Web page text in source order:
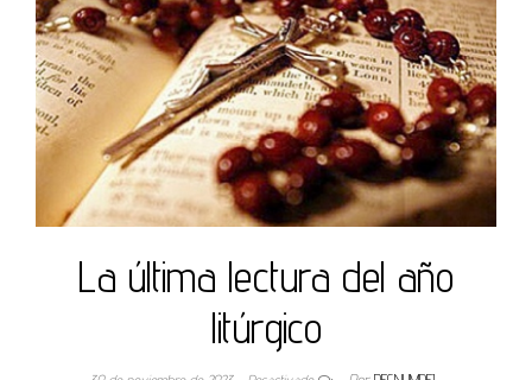
La última lectura del año
litúrgico